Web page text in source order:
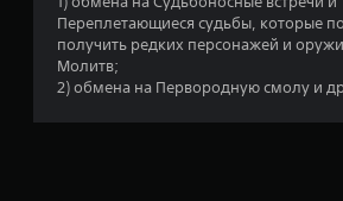
Переплетающиеся судьбы, которые
получить редких персонажей и
Молитв;
2) обмена на Первородную смолу и